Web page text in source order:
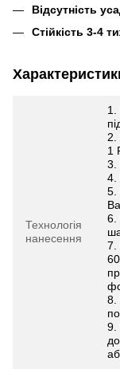
Відсутність
Стійкість 3-4
Технологія
нанесення
1.
2.
1
3.
4.
5.
6.
7.
8.
9.